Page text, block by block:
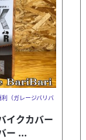
（ガレージバリバ
イクカバー
ー ...